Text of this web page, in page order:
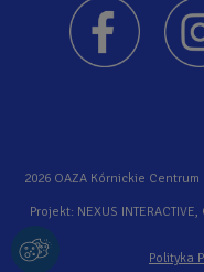
2026 OAZA Kórnickie
Projekt: NEXUS
Polityka